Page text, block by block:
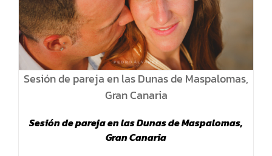
Sesión de pareja en las Dunas de Maspalomas,
Gran Canaria
Sesión de pareja en las Dunas de Maspalomas,
Gran Canaria